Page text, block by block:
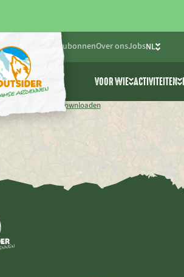
Praktisch CadeaubonnenOver onsJobsNL
FR
EN
VOOR WIE
Friends & Family
ACTIVITEITEN
Alle
kabelbaan Downloaden